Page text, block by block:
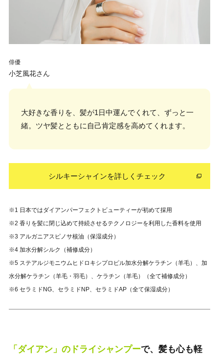
俳優
小芝風花さん
大好きな香りを、髪が1日中運んでくれて、ずっと一
緒。ツヤ髪とともに自己肯定感を高めてくれます。
シルキーシャインを詳しくチェック
※1 日本ではダイアンパーフェクトビューティーが初めて採用
※2 香りを髪に閉じ込めて持続させるテクノロジーを利用した香料を使用
※3 アルガニアスピノサ核油（保湿成分）
※4 加水分解シルク（補修成分）
※5 ステアルジモニウムヒドロキシプロピル加水分解ケラチン（羊毛）、加
水分解ケラチン（羊毛・羽毛）、ケラチン（羊毛）（全て補修成分）
※6 セラミドNG、セラミドNP、セラミドAP（全て保湿成分）
「ダイアン」のドライシャンプーで、髪も心も軽